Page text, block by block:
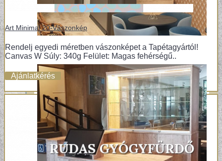
Art Minimal 20-Vászonkép
Rendelj egyedi méretben vászonképet a Tapétagyártól!
Canvas W Súly: 340g Felület: Magas fehérségű..
Ajánlatkérés